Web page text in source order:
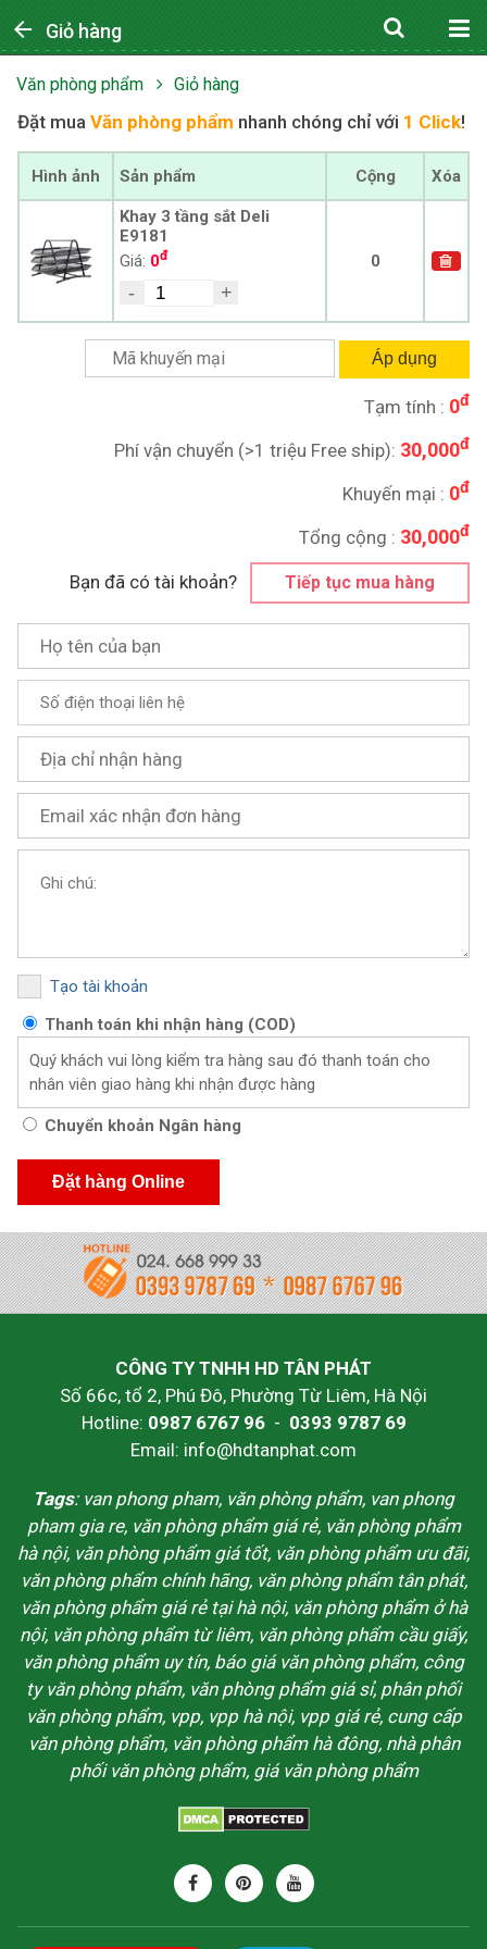
arrow_back Giỏ hàng
Văn phòng phẩm Giỏ hàng
Đặt mua Văn phòng phẩm nhanh chóng chỉ với 1 Click!
Hình ảnh Sản phẩm Cộng Xóa
Khay 3 tầng sắt Deli
E9181
Giá: 0đ
- +
0
Áp dụng
Tạm tính : 0đ
Phí vận chuyển (>1 triệu Free ship): 30,000đ
Khuyến mại : 0đ
Tổng cộng : 30,000đ
Bạn đã có tài khoản? Tiếp tục mua hàng
Tạo tài khoản
Thanh toán khi nhận hàng (COD)
Quý khách vui lòng kiểm tra hàng sau đó thanh toán cho
nhân viên giao hàng khi nhận được hàng
Chuyển khoản Ngân hàng
CÔNG TY TNHH HD TÂN PHÁT
Số 66c, tổ 2, Phú Đô, Phường Từ Liêm, Hà Nội
Hotline: 0987 6767 96 - 0393 9787 69
Email: info@hdtanphat.com
Tags: van phong pham, văn phòng phẩm, van phong
pham gia re, văn phòng phẩm giá rẻ, văn phòng phẩm
hà nội, văn phòng phẩm giá tốt, văn phòng phẩm ưu đãi,
văn phòng phẩm chính hãng, văn phòng phẩm tân phát,
văn phòng phẩm giá rẻ tại hà nội, văn phòng phẩm ở hà
nội, văn phòng phẩm từ liêm, văn phòng phẩm cầu giấy,
văn phòng phẩm uy tín, báo giá văn phòng phẩm, công
ty văn phòng phẩm, văn phòng phẩm giá sỉ, phân phối
văn phòng phẩm, vpp, vpp hà nội, vpp giá rẻ, cung cấp
văn phòng phẩm, văn phòng phẩm hà đông, nhà phân
phối văn phòng phẩm, giá văn phòng phẩm